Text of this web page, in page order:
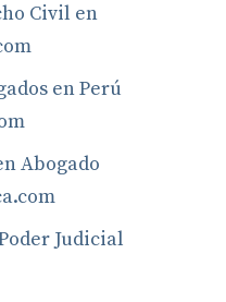
Civil en
en Perú
Abogado
Judicial